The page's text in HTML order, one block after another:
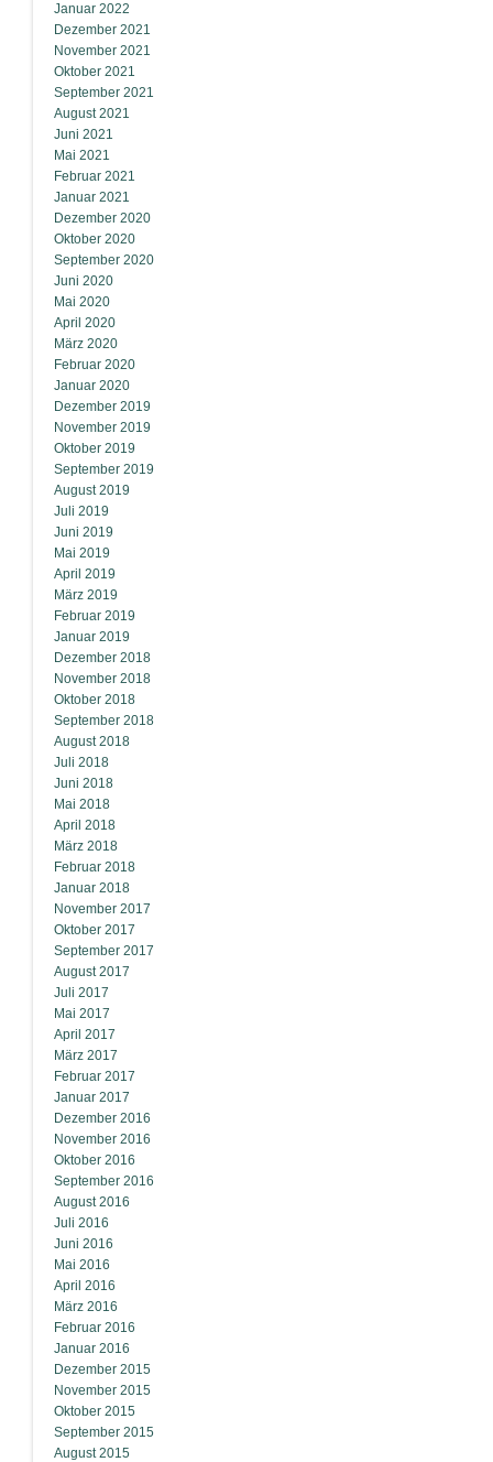
Januar 2022
Dezember 2021
November 2021
Oktober 2021
September 2021
August 2021
Juni 2021
Mai 2021
Februar 2021
Januar 2021
Dezember 2020
Oktober 2020
September 2020
Juni 2020
Mai 2020
April 2020
März 2020
Februar 2020
Januar 2020
Dezember 2019
November 2019
Oktober 2019
September 2019
August 2019
Juli 2019
Juni 2019
Mai 2019
April 2019
März 2019
Februar 2019
Januar 2019
Dezember 2018
November 2018
Oktober 2018
September 2018
August 2018
Juli 2018
Juni 2018
Mai 2018
April 2018
März 2018
Februar 2018
Januar 2018
November 2017
Oktober 2017
September 2017
August 2017
Juli 2017
Mai 2017
April 2017
März 2017
Februar 2017
Januar 2017
Dezember 2016
November 2016
Oktober 2016
September 2016
August 2016
Juli 2016
Juni 2016
Mai 2016
April 2016
März 2016
Februar 2016
Januar 2016
Dezember 2015
November 2015
Oktober 2015
September 2015
August 2015